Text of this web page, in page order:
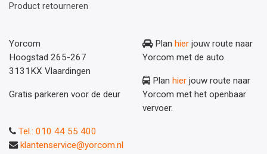
Product retourneren
Yorcom
Hoogstad 265-267
3131KX Vlaardingen
Gratis parkeren voor de deur
Plan hier jouw route naar
Yorcom met de auto.
Plan hier jouw route naar
Yorcom met het openbaar
vervoer.
Tel.: 010 44 55 400
klantenservice@yorcom.nl